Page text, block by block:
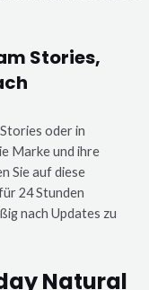
Stories,
oder in
Marke und ihre
Sie auf diese
24 Stunden
nach Updates zu
Natural